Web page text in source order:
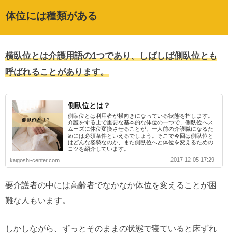
体位には種類がある
横臥位とは介護用語の1つであり、しばしば側臥位とも
呼ばれることがあります。
側臥位とは？
側臥位とは利用者が横向きになっている状態を指します。
介護をする上で重要な基本的な体位の一つで、側臥位へス
ムーズに体位変換させることが、一人前の介護職になるた
めには必須条件といえるでしょう。そこで今回は側臥位と
はどんな姿勢なのか、また側臥位へと体位を変えるための
コツを紹介しています。
kaigoshi-center.com
2017-12-05 17:29
要介護者の中には高齢者でなかなか体位を変えることが困
難な人もいます。
しかしながら、ずっとそのままの状態で寝ていると床ずれ